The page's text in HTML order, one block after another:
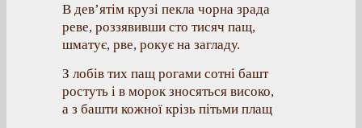
В дев’ятім крузі пекла чорна зрада
реве, роззявивши сто тисяч пащ,
шматує, рве, рокує на загладу.
З лобів тих пащ рогами сотні башт
ростуть і в морок зносяться високо,
а з башти кожної крізь пітьми плащ